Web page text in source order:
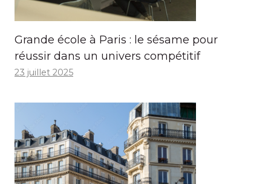
Grande école à Paris : le sésame pour
réussir dans un univers compétitif
23 juillet 2025